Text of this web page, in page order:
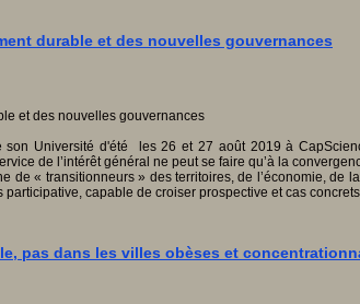
durable et des nouvelles gouvernances
Université d'été les 26 et 27 août 2019 à
de l’intérêt général ne peut se faire qu’à la
de « transitionneurs » des territoires, de l’économie,
capable de croiser prospective et cas
pas dans les villes obèses et